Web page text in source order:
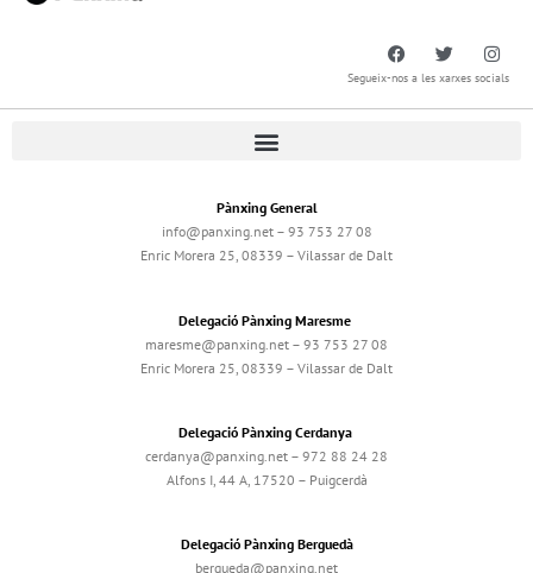
Segueix-nos a les xarxes socials
Pànxing General
info@panxing.net – 93 753 27 08
Enric Morera 25, 08339 – Vilassar de Dalt
Delegació Pànxing Maresme
maresme@panxing.net – 93 753 27 08
Enric Morera 25, 08339 – Vilassar de Dalt
Delegació Pànxing Cerdanya
cerdanya@panxing.net – 972 88 24 28
Alfons I, 44 A, 17520 – Puigcerdà
Delegació Pànxing Berguedà
bergueda@panxing.net